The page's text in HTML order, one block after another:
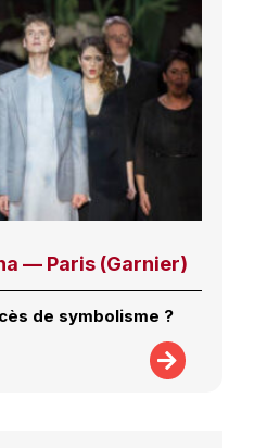
— Paris (Garnier)
de symbolisme ?